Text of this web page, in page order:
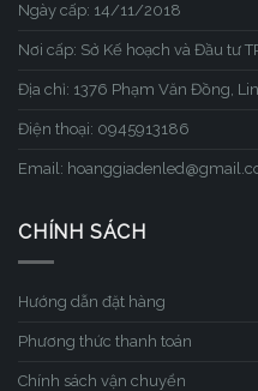
Ngày cấp: 14/11/2018
Nơi cấp: Sở Kế hoạch và Đầu tư
Địa chỉ: 1376 Phạm Văn Đồng,
Điện thoại: 0945913186
Email:
CHÍNH SÁCH
Hướng dẫn đặt hàng
Phương thức thanh toán
Chính sách vận chuyển